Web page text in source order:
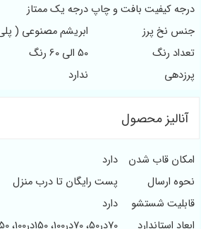
درجه کیفیت بافت و چاپ درجه یک ممتاز
جنس نخ پرز
ابریشم مصنوعی (
تعداد رنگ
50 الی 60 رنگ
پرزدهی
ندارد
آنالیز محصول
امکان قاب شدن
دارد
نحوه ارسال
پست رایگان تا درب منزل
قابلیت شستشو
دارد
ابعاد استاندارد
70در50، 70در100، 150در100، 50در35